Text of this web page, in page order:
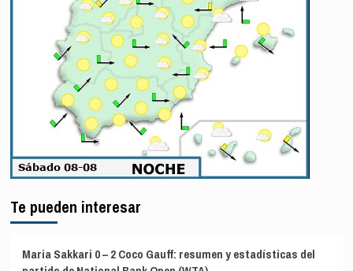
Te pueden interesar
Maria Sakkari 0 – 2 Coco Gauff: resumen y estadísticas del